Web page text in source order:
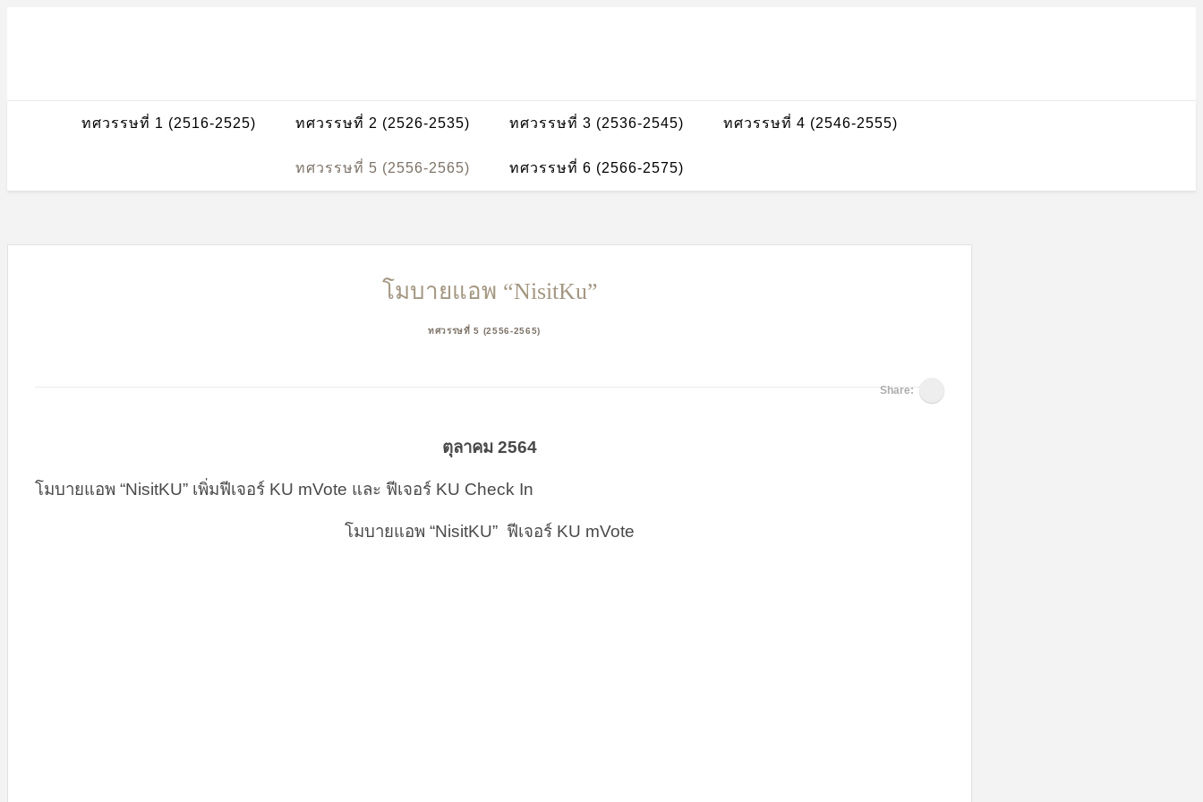
ทศวรรษที่ 1 (2516-2525) ทศวรรษที่ 2 (2526-2535) ทศวรรษที่ 3 (2536-2545) ทศวรรษที่ 4 (2546-2555)
ทศวรรษที่ 5 (2556-2565) ทศวรรษที่ 6 (2566-2575)
โมบายแอพ “NisitKu”
ทศวรรษที่ 5 (2556-2565)
Share:
ตุลาคม 2564
โมบายแอพ “NisitKU” เพิ่มฟีเจอร์ KU mVote และ ฟีเจอร์ KU Check In
โมบายแอพ “NisitKU” ฟีเจอร์ KU mVote